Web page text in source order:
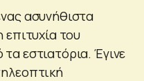
ασυνήθιστα
του
εστιατόρια. Έγινε